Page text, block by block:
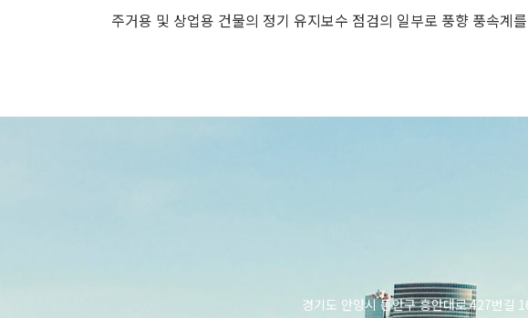
주거용 및 상업용 건물의 정기 유지보수 점검의 일부로 풍향 풍속계
경기도 안양시 동안구 흥안대로427번길